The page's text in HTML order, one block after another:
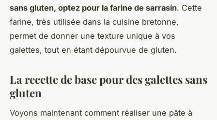
sans gluten, optez pour la farine de sarrasin. Cette
farine, très utilisée dans la cuisine bretonne,
permet de donner une texture unique à vos
galettes, tout en étant dépourvue de gluten.
La recette de base pour des galettes sans
gluten
Voyons maintenant comment réaliser une pâte à